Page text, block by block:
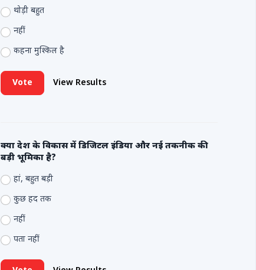
थोड़ी बहुत
नहीं
कहना मुश्किल है
Vote View Results
क्या देश के विकास में डिजिटल इंडिया और नई तकनीक की
बड़ी भूमिका है?
हां, बहुत बड़ी
कुछ हद तक
नहीं
पता नहीं